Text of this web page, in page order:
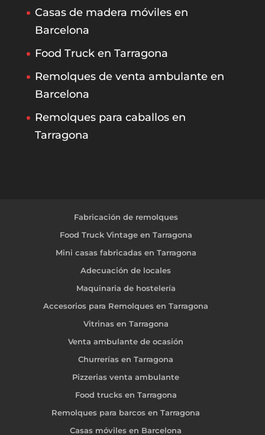
Casas de madera móviles en
Barcelona
Food Truck en Tarragona
Remolques de venta ambulante en
Barcelona
Remolques para caballos en
Tarragona
Fabricación de remolques
Food Truck Vintage en Tarragona
Mini casas fabricadas en Tarragona
Adecuación de locales
Maquinaria de hostelería
Accesorios para Remolques en Tarragona
Vitrinas en Tarragona
Venta ambulante de ocasión
Churrerías en Tarragona
Pizzerias venta ambulante
Food trucks en Tarragona
Remolques para barcos en Tarragona
Casas móviles en Barcelona